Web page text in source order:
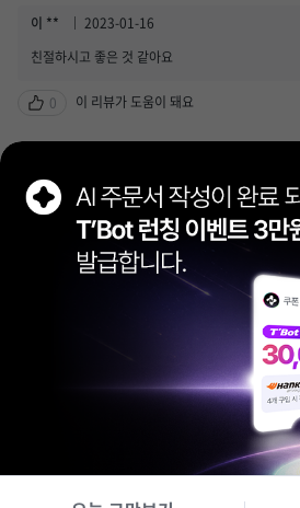
이 ** 2023-01-16
친절하시고 좋은 것 같아요
0 이 리뷰가 도움이 돼요
친절하고 꼼꼼히 차량점검도 잘 해 주시네요~
이 리뷰가 도움이 돼요
이 리뷰가 도움이 돼요
더보기 5/12